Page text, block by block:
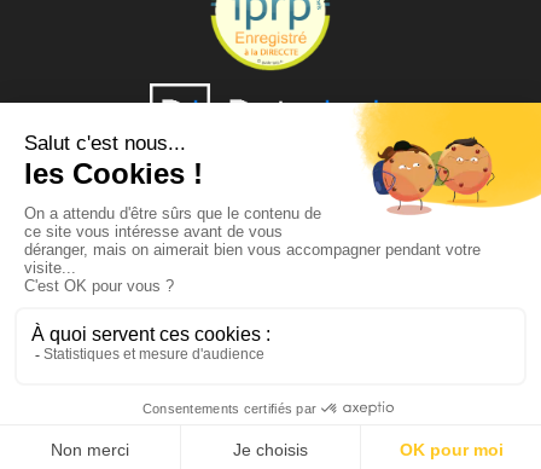
© 2018 Tous droits réservés